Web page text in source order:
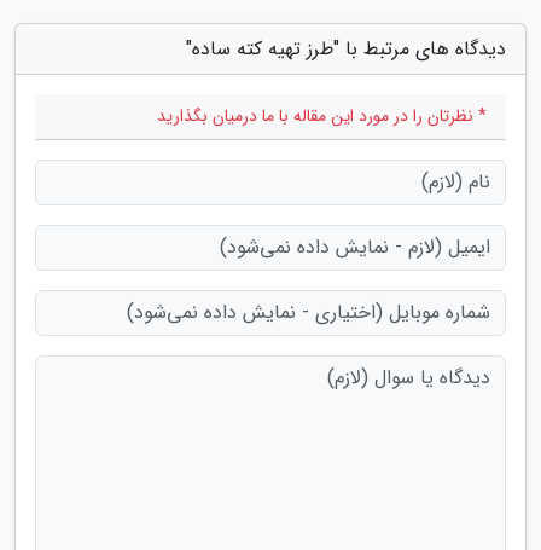
دیدگاه های مرتبط با "طرز تهیه کته ساده"
* نظرتان را در مورد این مقاله با ما درمیان بگذارید